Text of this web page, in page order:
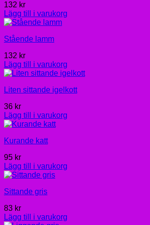
132 kr
Lägg till i varukorg
Stående lamm
132 kr
Lägg till i varukorg
Liten sittande igelkott
36 kr
Lägg till i varukorg
Kurande katt
95 kr
Lägg till i varukorg
Sittande gris
83 kr
Lägg till i varukorg